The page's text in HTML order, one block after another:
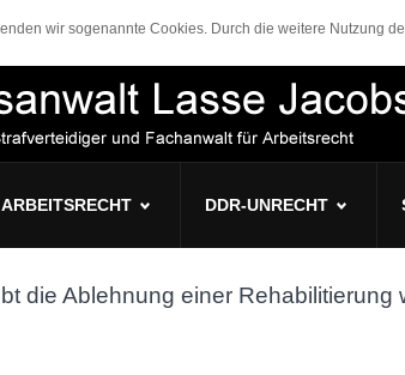
wir sogenannte Cookies. Durch die weitere Nutzung
ARBEITSRECHT DDR-UNRECHT
die Ablehnung einer Rehabilitierung